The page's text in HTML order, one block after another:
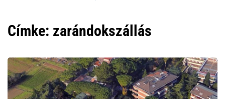
Címke: zarándokszállás